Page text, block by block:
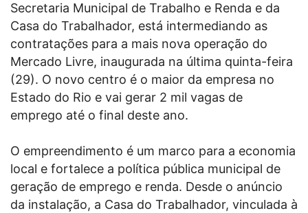
Secretaria Municipal de Trabalho e Renda e da
Casa do Trabalhador, está intermediando as
contratações para a mais nova operação do
Mercado Livre, inaugurada na última quinta-feira
(29). O novo centro é o maior da empresa no
Estado do Rio e vai gerar 2 mil vagas de
emprego até o final deste ano.
O empreendimento é um marco para a economia
local e fortalece a política pública municipal de
geração de emprego e renda. Desde o anúncio
da instalação, a Casa do Trabalhador, vinculada à